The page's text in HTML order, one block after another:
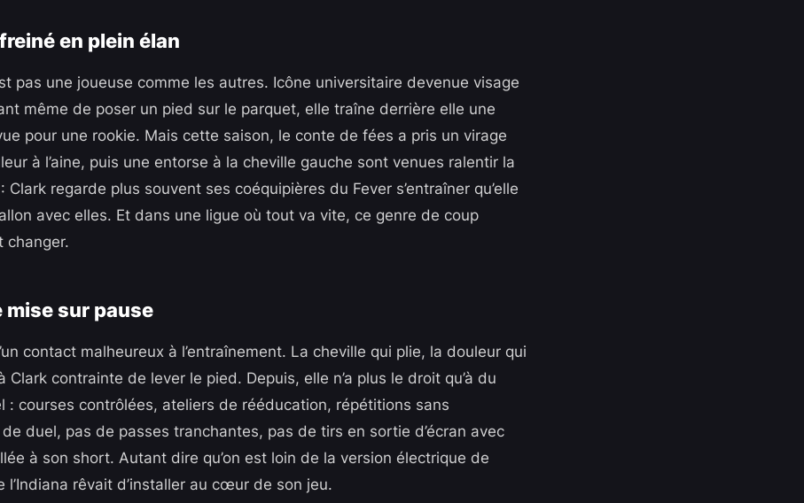
en plein élan
pas une joueuse comme les autres. Icône universitaire devenue visage
même de poser un pied sur le parquet, elle traîne derrière elle une
pour une rookie. Mais cette saison, le conte de fées a pris un virage
à l’aine, puis une entorse à la cheville gauche sont venues ralentir la
Clark regarde plus souvent ses coéquipières du Fever s’entraîner qu’elle
avec elles. Et dans une ligue où tout va vite, ce genre de coup
changer.
mise sur pause
contact malheureux à l’entraînement. La cheville qui plie, la douleur qui
Clark contrainte de lever le pied. Depuis, elle n’a plus le droit qu’à du
: courses contrôlées, ateliers de rééducation, répétitions sans
duel, pas de passes tranchantes, pas de tirs en sortie d’écran avec
à son short. Autant dire qu’on est loin de la version électrique de
l’Indiana rêvait d’installer au cœur de son jeu.